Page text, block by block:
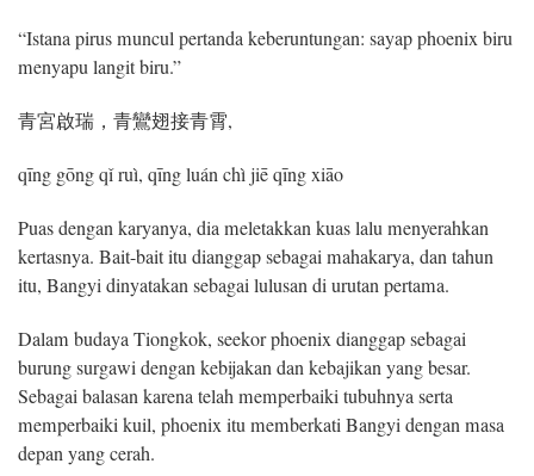
“Istana pirus muncul pertanda keberuntungan: sayap phoenix biru
menyapu langit biru.”
青宮啟瑞，青鸞翅接青霄,
qīng gōng qǐ ruì, qīng luán chì jiē qīng xiāo
Puas dengan karyanya, dia meletakkan kuas lalu menyerahkan
kertasnya. Bait-bait itu dianggap sebagai mahakarya, dan tahun
itu, Bangyi dinyatakan sebagai lulusan di urutan pertama.
Dalam budaya Tiongkok, seekor phoenix dianggap sebagai
burung surgawi dengan kebijakan dan kebajikan yang besar.
Sebagai balasan karena telah memperbaiki tubuhnya serta
memperbaiki kuil, phoenix itu memberkati Bangyi dengan masa
depan yang cerah.